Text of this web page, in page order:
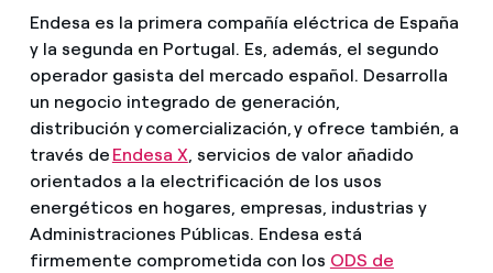
Endesa es la primera compañía eléctrica de España
y la segunda en Portugal. Es, además, el segundo
operador gasista del mercado español. Desarrolla
un negocio integrado de generación,
distribución y comercialización, y ofrece también, a
través de Endesa X, servicios de valor añadido
orientados a la electrificación de los usos
energéticos en hogares, empresas, industrias y
Administraciones Públicas. Endesa está
firmemente comprometida con los ODS de